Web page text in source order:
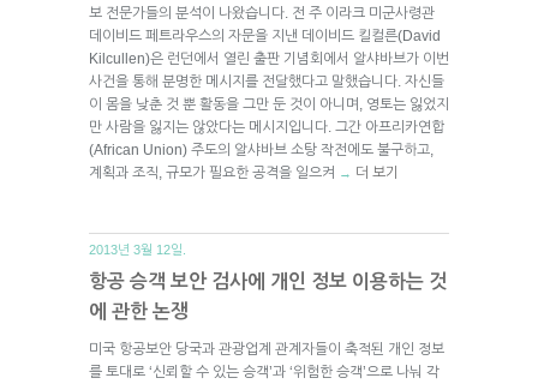
보 전문가들의 분석이 나왔습니다. 전 주 이라크 미군사령관
데이비드 페트라우스의 자문을 지낸 데이비드 킬컬른(David
Kilcullen)은 런던에서 열린 출판 기념회에서 알샤바브가 이번
사건을 통해 분명한 메시지를 전달했다고 말했습니다. 자신들
이 몸을 낮춘 것 뿐 활동을 그만 둔 것이 아니며, 영토는 잃었지
만 사람을 잃지는 않았다는 메시지입니다. 그간 아프리카연합
(African Union) 주도의 알샤바브 소탕 작전에도 불구하고,
계획과 조직, 규모가 필요한 공격을 일으켜 → 더 보기
2013년 3월 12일.
항공 승객 보안 검사에 개인 정보 이용하는 것
에 관한 논쟁
미국 항공보안 당국과 관광업계 관계자들이 축적된 개인 정보
를 토대로 ‘신뢰할 수 있는 승객’과 ‘위험한 승객’으로 나눠 각